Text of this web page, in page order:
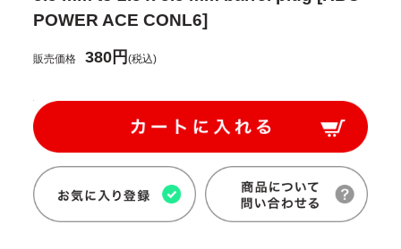
POWER ACE CONL6]
販売価格 380円(税込)